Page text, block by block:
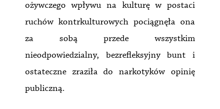
ożywczego wpływu na kulturę w postaci
ruchów kontrkulturowych pociągnęła ona
za sobą przede wszystkim
nieodpowiedzialny, bezrefleksyjny bunt i
ostateczne zraziła do narkotyków opinię
publiczną.